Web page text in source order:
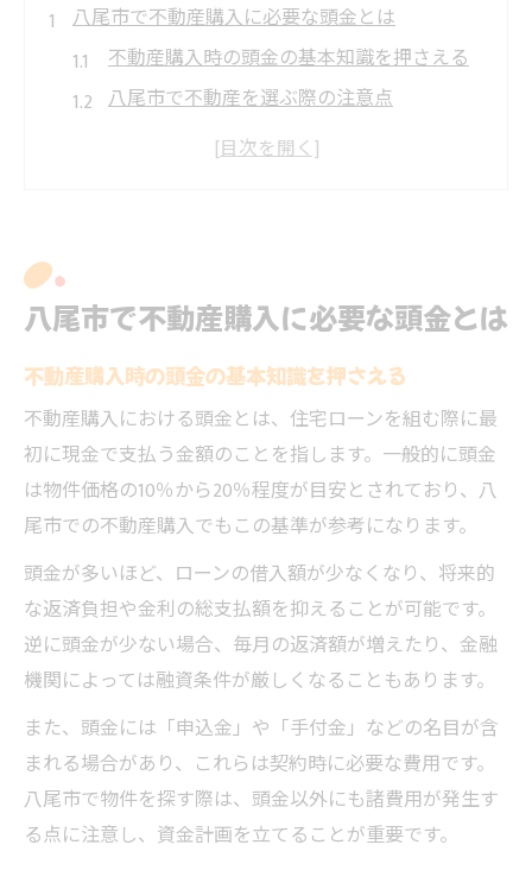
八尾市で不動産購入に必要な頭金とは
不動産購入時の頭金の基本知識を押さえる
八尾市で不動産を選ぶ際の注意点
八尾市の不動産頭金と物件価格の関係性
不動産購入の頭金目安と決め方のコツ
八尾市で理想の住まいに必要な頭金を考え
る
八尾市の不動産価格帯ごとの頭金目安
中古マンション購入時の頭金目安も紹介
頭金とローン返済計画のバランスを知る
八尾市で家を選ぶ時の不動産費用節約術
不動産費用を抑える八尾市での工夫ポイン
ト
頭金を減らした賢い不動産購入テクニック
八尾市の中古マンションを活用した節約術
リノベーションで不動産費用を削減する方
法
八尾市で利用できる賃貸と購入の比較検討
頭金を抑える八尾市の補助制度の活用法
八尾市で不動産購入に必要な頭金とは
不動産購入時の頭金の基本知識を押さえる
不動産購入における頭金とは、住宅ローンを組む際に最
初に現金で支払う金額のことを指します。一般的に頭金
は物件価格の10％から20％程度が目安とされており、八
尾市での不動産購入でもこの基準が参考になります。
頭金が多いほど、ローンの借入額が少なくなり、将来的
な返済負担や金利の総支払額を抑えることが可能です。
逆に頭金が少ない場合、毎月の返済額が増えたり、金融
機関によっては融資条件が厳しくなることもあります。
また、頭金には「申込金」や「手付金」などの名目が含
まれる場合があり、これらは契約時に必要な費用です。
八尾市で物件を探す際は、頭金以外にも諸費用が発生す
る点に注意し、資金計画を立てることが重要です。